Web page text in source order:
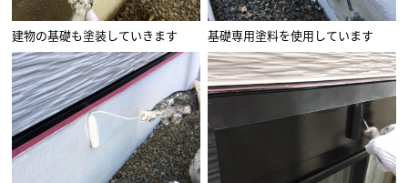
建物の基礎も塗装していきます 基礎専用塗料を使用しています